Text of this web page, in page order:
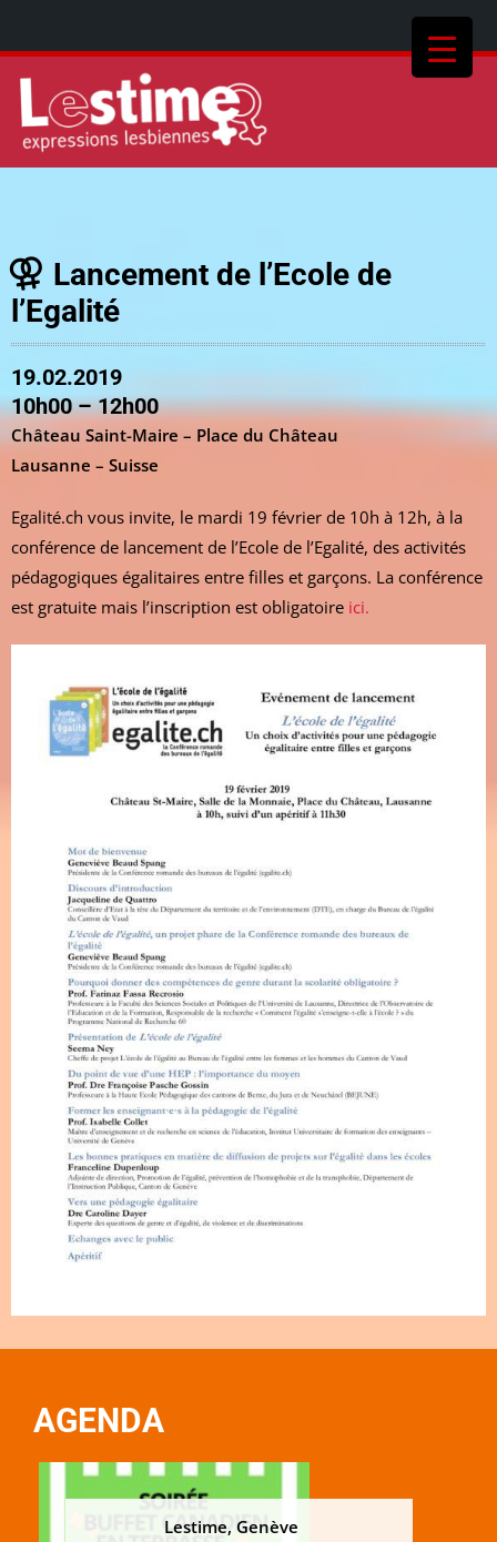
Lancement de l’Ecole de
l’Egalité
19.02.2019
10h00 – 12h00
Château Saint-Maire – Place du Château
Lausanne – Suisse
Egalité.ch vous invite, le mardi 19 février de 10h à 12h, à la
conférence de lancement de l’Ecole de l’Egalité, des activités
pédagogiques égalitaires entre filles et garçons. La conférence
est gratuite mais l’inscription est obligatoire ici.
AGENDA
Lestime, Genève